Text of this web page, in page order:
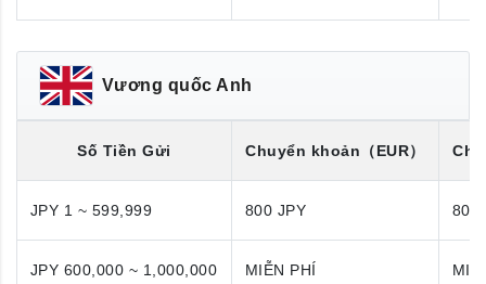
Vương quốc Anh
Số Tiền Gửi Chuyển khoản （EUR）
JPY 1 ~ 599,999 800 JPY 800
JPY 600,000 ~ 1,000,000 MIỄN PHÍ